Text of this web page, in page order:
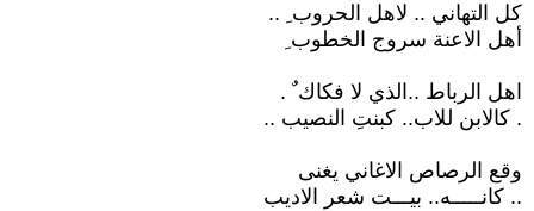
كل التهاني .. لاهل الحروب ِ ..
أهل الاعنة سروج الخطوب ِ
اهل الرباط ..الذي لا فكاك ٌ .
. كالابن للاب.. كبنتِ النصيب ..
وقع الرصاص الاغاني يغنى
.. كانـــــه.. بيـــت شعر الاديب